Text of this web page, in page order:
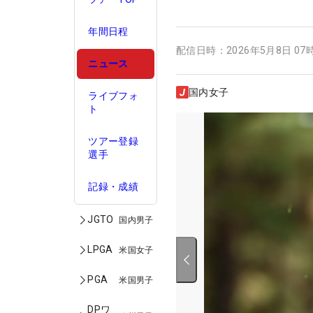
年間日程
ニュース
ライブフォ
ト
ツアー登録
選手
記録・成績
JGTO 国内男子
LPGA 米国女子
PGA 米国男子
DPワ
配信日時： 2026年5月8日 07
国内女子